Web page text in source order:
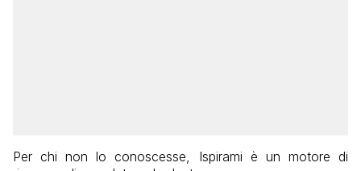
Per chi non lo conoscesse, Ispirami è un motore di